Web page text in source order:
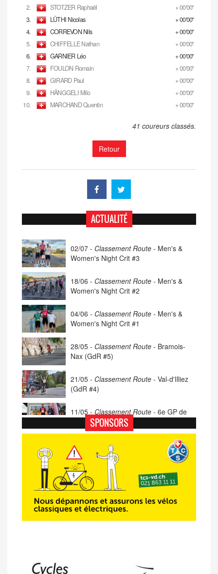
2.
STOTZER Raphaël
+ 00'00''
3.
LÜTHI Nicolas
+ 00'00''
4.
CORREVON Nils
+ 00'00''
5.
CHIFFELLE Nathan
+ 00'00''
6.
GARNIER Léo
+ 00'00''
7.
FOULON Romain
+ 00'00''
8.
GIRARD Paul
+ 00'00''
9.
HÄNGGELI Milo
+ 00'00''
10.
MARCHAND Quentin + 00'00''
41 coureurs classés.
Retour
ACTUALITÉ
02/07 - Classement Route - Men's &
Women's Night Crit #3
18/06 - Classement Route - Men's &
Women's Night Crit #2
04/06 - Classement Route - Men's &
Women's Night Crit #1
28/05 - Classement Route - Bramois-
Nax (GdR #5)
21/05 - Classement Route - Val-d'Illiez
(GdR #4)
11/05 - Classement Route - 6e GP de
Porsel (TdC #4)
07/05 - Classement Route -
Blonay-Les
Pléiades (GdR #3)
23/04 - Classement Route -4e Pringy -
Moléson (TdC #3)
14/04 -Photos -Les photos du 5e GP
de Semsales
SPONSORS